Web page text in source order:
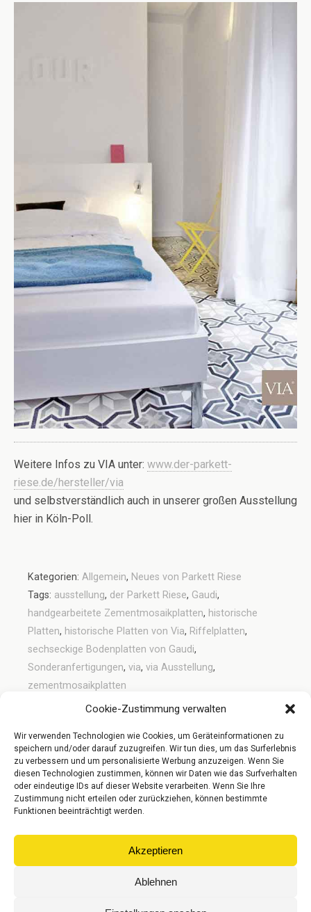
Cookie-Zustimmung verwalten
Wir verwenden Technologien wie Cookies, um Geräteinformationen zu
speichern und/oder darauf zuzugreifen. Wir tun dies, um das Surferlebnis
zu verbessern und um personalisierte Werbung anzuzeigen. Wenn Sie
diesen Technologien zustimmen, können wir Daten wie das Surfverhalten
oder eindeutige IDs auf dieser Website verarbeiten. Wenn Sie Ihre
Zustimmung nicht erteilen oder zurückziehen, können bestimmte
Funktionen beeinträchtigt werden.
Akzeptieren
Ablehnen
Weitere Infos zu VIA unter: www.der-parkett-
riese.de/hersteller/via
und selbstverständlich auch in unserer großen Ausstellung
hier in Köln-Poll.
Kategorien: Allgemein, Neues von Parkett Riese
Tags: ausstellung, der Parkett Riese, Gaudi,
handgearbeitete Zementmosaikplatten, historische
Platten, historische Platten von Via, Riffelplatten,
sechseckige Bodenplatten von Gaudi,
Sonderanfertigungen, via, via Ausstellung,
zementmosaikplatten
Vorheriger Beitrag
Der Neue Vinylboden Von
Tarkett
Nächster Beitrag
Tafelparkett Von Teka
Woodesign
Mobil Desktop